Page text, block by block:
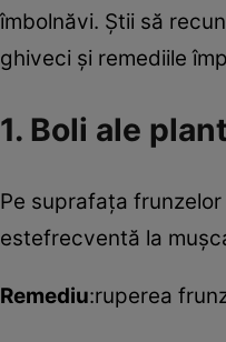
îmbolnăvi. Ştii să
ghiveci şi remediile
1. Boli ale
Pe suprafaţa
estefrecventă la
Remediu:ruperea